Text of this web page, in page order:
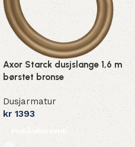
Axor Starck dusjslange 1,6 m
børstet bronse
Dusjarmatur
kr 1393
Forhåndsbestill